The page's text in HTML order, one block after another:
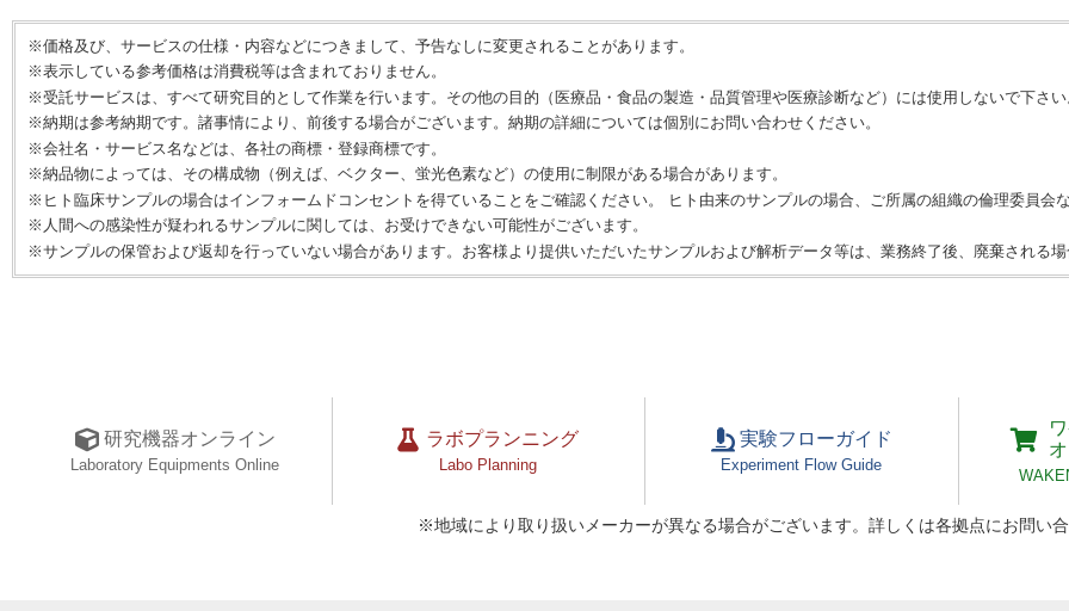
※価格及び、サービスの仕様・内容などにつきまして、予告なしに変更されることがあります。
※表示している参考価格は消費税等は含まれておりません。
※受託サービスは、すべて研究目的として作業を行います。その他の目的（医療品・食品の製造・品質管理や医療診断など）には使用しないで下さい
※納期は参考納期です。諸事情により、前後する場合がございます。納期の詳細については個別にお問い合わせください。
※会社名・サービス名などは、各社の商標・登録商標です。
※納品物によっては、その構成物（例えば、ベクター、蛍光色素など）の使用に制限がある場合があります。
※ヒト臨床サンプルの場合はインフォームドコンセントを得ていることをご確認ください。 ヒト由来のサンプルの場合、ご所属の組織の倫理委員会
※人間への感染性が疑われるサンプルに関しては、お受けできない可能性がございます。
※サンプルの保管および返却を行っていない場合があります。お客様より提供いただいたサンプルおよび解析データ等は、業務終了後、廃棄される場
研究機器オンライン
Laboratory Equipments Online
ラボプランニング
Labo Planning
実験フローガイド
Experiment Flow Guide
※地域により取り扱いメーカーが異なる場合がございます。詳しくは各拠点にお問い合